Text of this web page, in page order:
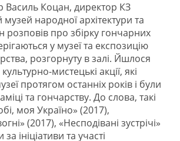
Василь Коцан, директор КЗ
народної архітектури та
розповів про збірку гончарних
у музеї та експозицію
розгорнуту в залі. Йшлося
мистецькі акції, які
протягом останніх років і були
та гончарству. До слова, такі
моя Україно» (2017),
(2017), «Несподівані зустрічі»
ініціативи та участі